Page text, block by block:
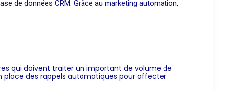
de données CRM. Grâce au marketing automation,
qui doivent traiter un important de volume de
place des rappels automatiques pour affecter